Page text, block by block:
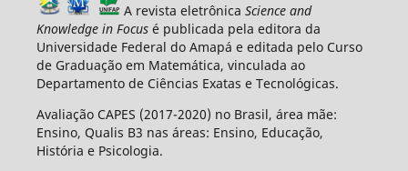
A revista eletrônica Science and
Knowledge in Focusé publicada pela editora da
Universidade Federal do Amapá e editada pelo Curso
de Graduação em Matemática, vinculada ao
Departamento de Ciências Exatas e Tecnológicas.
Avaliação CAPES (2017-2020) no Brasil, área mãe:
Ensino, Qualis B3 nas áreas: Ensino, Educação,
História e Psicologia.